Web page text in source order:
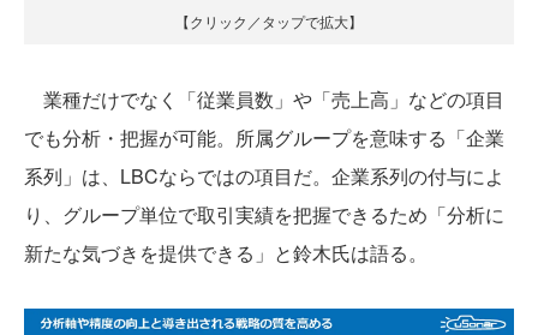
【クリック／タップで拡大】
業種だけでなく「従業員数」や「売上高」などの項目
でも分析・把握が可能。所属グループを意味する「企業
系列」は、LBCならではの項目だ。企業系列の付与によ
り、グループ単位で取引実績を把握できるため「分析に
新たな気づきを提供できる」と鈴木氏は語る。